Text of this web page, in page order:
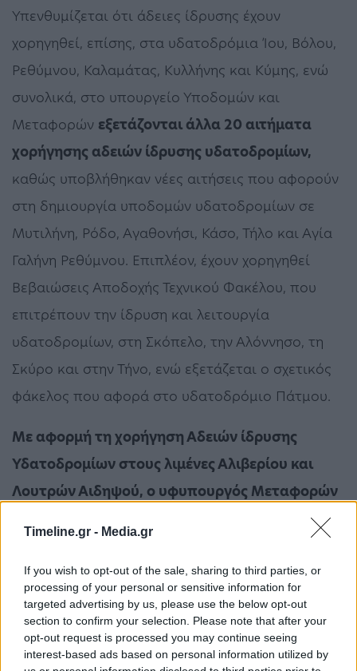
Timeline.gr - Media.gr
If you wish to opt-out of the sale, sharing to third parties, or
processing of your personal or sensitive information for
targeted advertising by us, please use the below opt-out
section to confirm your selection. Please note that after your
opt-out request is processed you may continue seeing
interest-based ads based on personal information utilized by
Υπενθυμίζεται ότι άδειες ίδρυσης έχουν
χορηγηθεί, επίσης, στα υδατοδρόμια Ίου, Βόλου,
Ρεθύμνου, Καλαμάτας, Κυλλήνης και Κύμης, ενώ
συνολικά, στο υπουργείο Υποδομών και
Μεταφορών εξετάζονται άλλα 20 αιτήματα
χορήγησης αδειών ίδρυσης υδατοδρομίων,
καθώς υποβλήθηκαν νέες αιτήσεις που αφορούν
στη δημιουργία υποδομών υδατοδρομίων σε
Μυτιλήνη, Ρόδο, Αγαθονήσι, Κάσο, Τήλο και Αγία
Γαλήνη Ρεθύμνου. Επιπλέον, έχουν χορηγηθεί
Βεβαιώσεις Αποδοχής Τεχνικού Φακέλου, που
επιτρέπουν την ίδρυση και λειτουργία
υδατοδρομίων, στη Σκόπελο, την Αλόννησο, τη
Σκύρο και στην Τήνο, ενώ εξετάζεται ο σχετικός
φάκελος που αφορά στο υδατοδρόμιο Πάτμου.
Με αφορμή τη χορήγηση Αδειών ίδρυσης
Υδατοδρομίων στους λιμένες Αλιβερίου και
Λουτρών Αιδηψού, ο υφυπουργός Μεταφορών
«Η Εύβοια
υδατοδρομίων που θα επιτρέψουν στο μέλλον
την αεροπορική σύνδεση με πολλά σημεία του
νησιού, καλύπτοντας τη γεωγραφική της έκταση.
Παράλληλα, με την ανάπτυξη ανάλογων